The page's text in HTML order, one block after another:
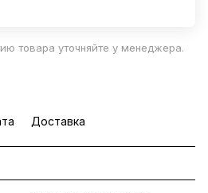
товара уточняйте у менеджера.
Доставка